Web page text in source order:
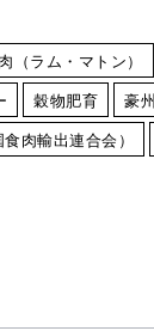
（ラム・マトン）
穀物肥育 豪
肉輸出連合会）